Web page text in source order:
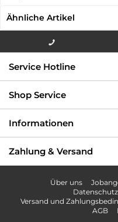
Ähnliche Artikel
000
Service Hotline
Shop Service
Informationen
Zahlung & Versand
Über uns
Versand und
AGB